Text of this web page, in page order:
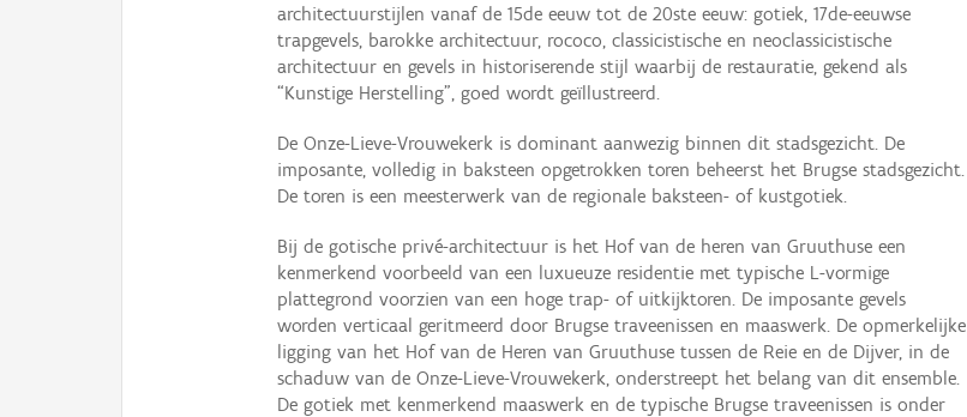
architectuurstijlen vanaf de 15de eeuw tot de 20ste eeuw: gotiek, 17de-eeuwse
trapgevels, barokke architectuur, rococo, classicistische en neoclassicistische
architectuur en gevels in historiserende stijl waarbij de restauratie, gekend als
“Kunstige Herstelling”, goed wordt geïllustreerd.
De Onze-Lieve-Vrouwekerk is dominant aanwezig binnen dit stadsgezicht. De
imposante, volledig in baksteen opgetrokken toren beheerst het Brugse stadsgezicht.
De toren is een meesterwerk van de regionale baksteen- of kustgotiek.
Bij de gotische privé-architectuur is het Hof van de heren van Gruuthuse een
kenmerkend voorbeeld van een luxueuze residentie met typische L-vormige
plattegrond voorzien van een hoge trap- of uitkijktoren. De imposante gevels
worden verticaal geritmeerd door Brugse traveenissen en maaswerk. De opmerkelijke
ligging van het Hof van de Heren van Gruuthuse tussen de Reie en de Dijver, in de
schaduw van de Onze-Lieve-Vrouwekerk, onderstreept het belang van dit ensemble.
De gotiek met kenmerkend maaswerk en de typische Brugse traveenissen is onder